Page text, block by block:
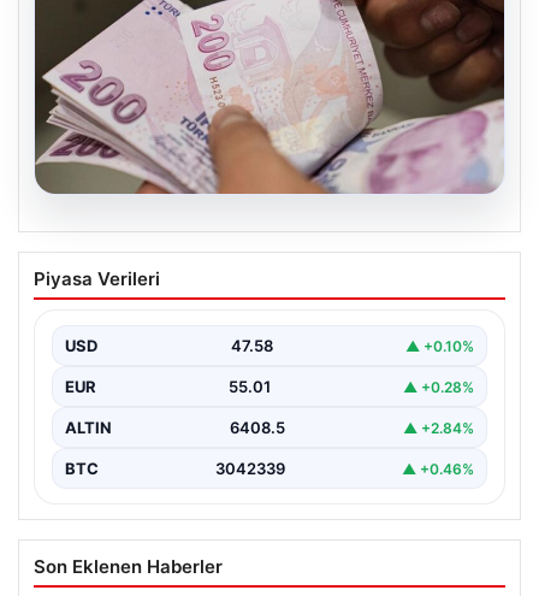
05.08.2026
2026 Kurban Bayramı emekli
ikramiyeleri ne zaman yatacak?
emekli vatandaşın dikkati bayram ikramiyesi
ödemelerine çevrildi.…
Piyasa Verileri
USD 47.58 ▲ +0.10%
EUR 55.01 ▲ +0.28%
ALTIN 6408.5 ▲ +2.84%
BTC 3042339 ▲ +0.46%
Son Eklenen Haberler